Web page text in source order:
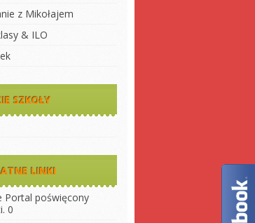
z Mikołajem
& ILO
SZKOŁY
LINKI
Portal poświęcony
0